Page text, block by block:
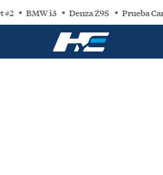
#2 BMW i3 Denza Z9S Prueba